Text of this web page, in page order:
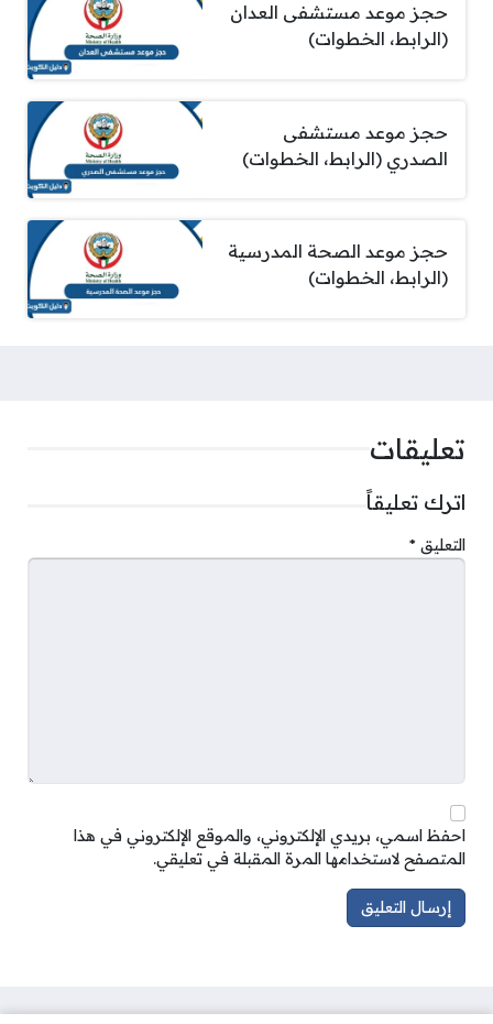
حجز موعد مستشفى العدان
(الرابط، الخطوات)
حجز موعد مستشفى
الصدري (الرابط، الخطوات)
حجز موعد الصحة المدرسية
(الرابط، الخطوات)
تعليقات
اترك تعليقاً
التعليق *
احفظ اسمي، بريدي الإلكتروني، والموقع الإلكتروني في هذا
المتصفح لاستخدامها المرة المقبلة في تعليقي.